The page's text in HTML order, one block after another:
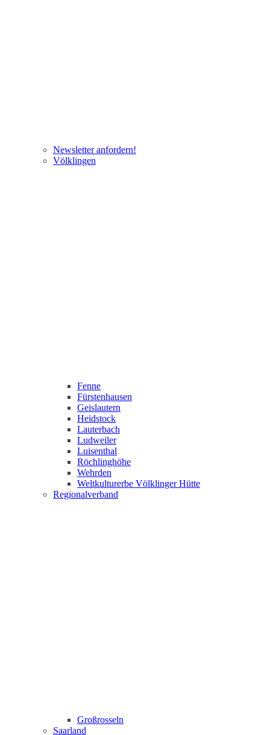
Newsletter anfordern!
Völklingen
Fenne
Fürstenhausen
Geislautern
Heidstock
Lauterbach
Ludweiler
Luisenthal
Röchlinghöhe
Wehrden
Weltkulturerbe Völklinger Hütte
Regionalverband
Großrosseln
Saarland